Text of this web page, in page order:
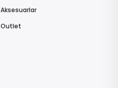
Aksesuarlar
Outlet